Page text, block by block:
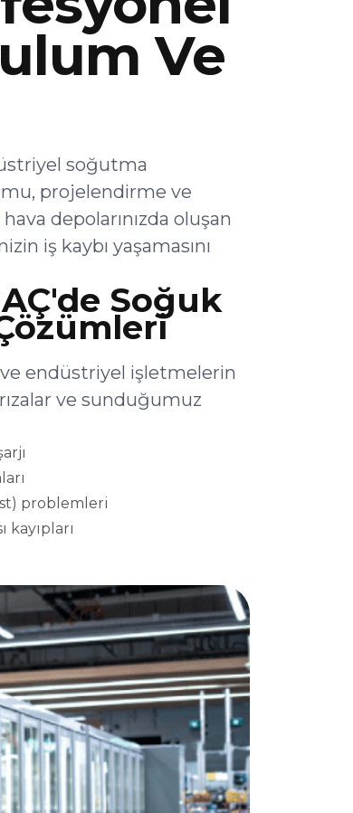
Ve
soğutma
projelendirme ve
depolarınızda oluşan
iş kaybı yaşamasını
Soğuk
ve endüstriyel işletmelerin
ve sunduğumuz
problemleri
kayıpları